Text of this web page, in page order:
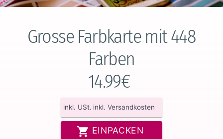
Grosse Farbkarte mit 448
Farben
14.99€
inkl. USt. inkl. Versandkosten
EINPACKEN